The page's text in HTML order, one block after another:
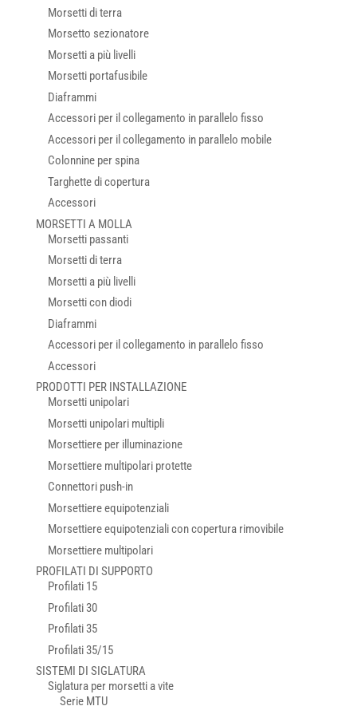
Morsetti di terra
Morsetto sezionatore
Morsetti a più livelli
Morsetti portafusibile
Diaframmi
Accessori per il collegamento in parallelo fisso
Accessori per il collegamento in parallelo mobile
Colonnine per spina
Targhette di copertura
Accessori
MORSETTI A MOLLA
Morsetti passanti
Morsetti di terra
Morsetti a più livelli
Morsetti con diodi
Diaframmi
Accessori per il collegamento in parallelo fisso
Accessori
PRODOTTI PER INSTALLAZIONE
Morsetti unipolari
Morsetti unipolari multipli
Morsettiere per illuminazione
Morsettiere multipolari protette
Connettori push-in
Morsettiere equipotenziali
Morsettiere equipotenziali con copertura rimovibile
Morsettiere multipolari
PROFILATI DI SUPPORTO
Profilati 15
Profilati 30
Profilati 35
Profilati 35/15
SISTEMI DI SIGLATURA
Siglatura per morsetti a vite
Serie MTU